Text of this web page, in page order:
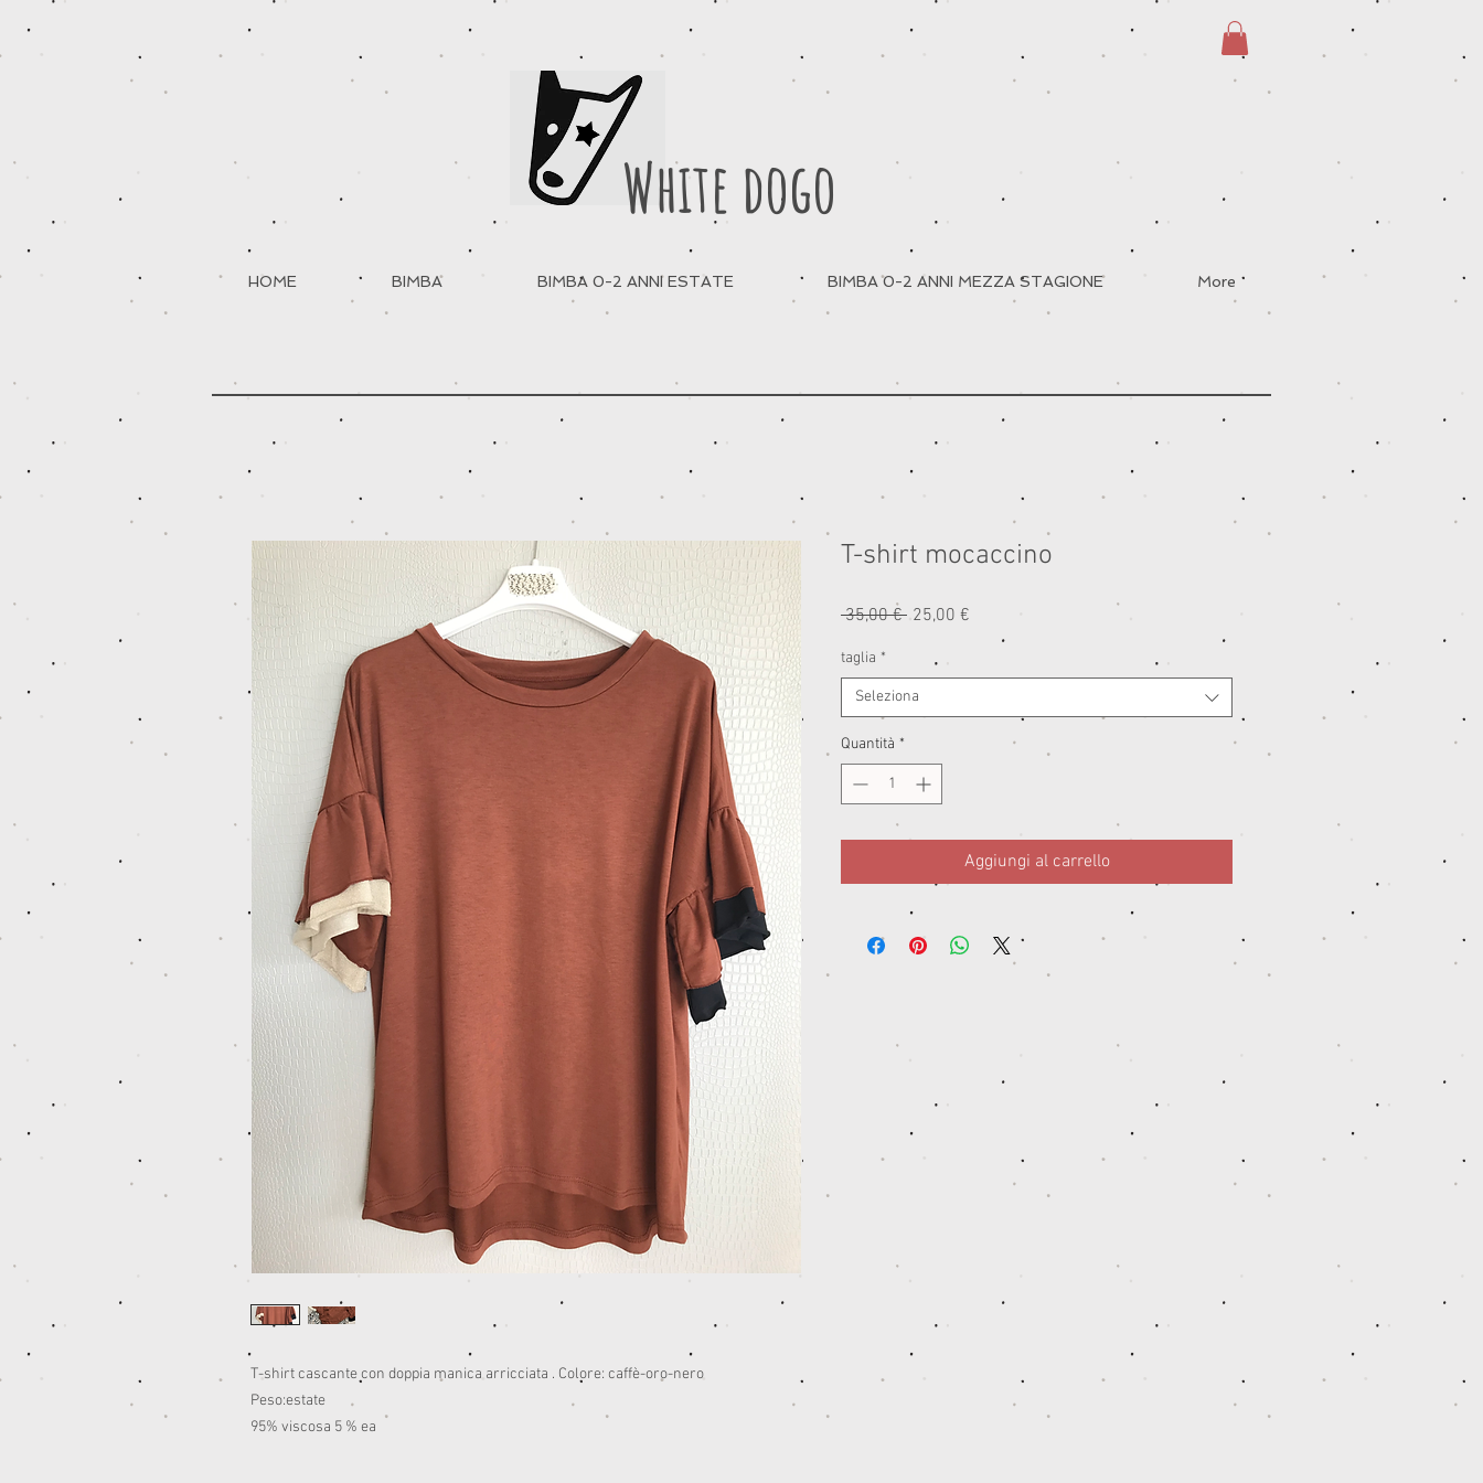
White dogo
HOME BIMBA BIMBA 0-2 ANNI ESTATE BIMBA 0-2 ANNI MEZZA STAGIONE More
T-shirt cascante con doppia manica arricciata . Colore: caffè-oro-nero
Peso:estate
95% viscosa 5 % ea
T-shirt mocaccino
35,00 € Prezzo
25,00 €
scontato
taglia *
Seleziona
Quantità *
Aggiungi al carrello